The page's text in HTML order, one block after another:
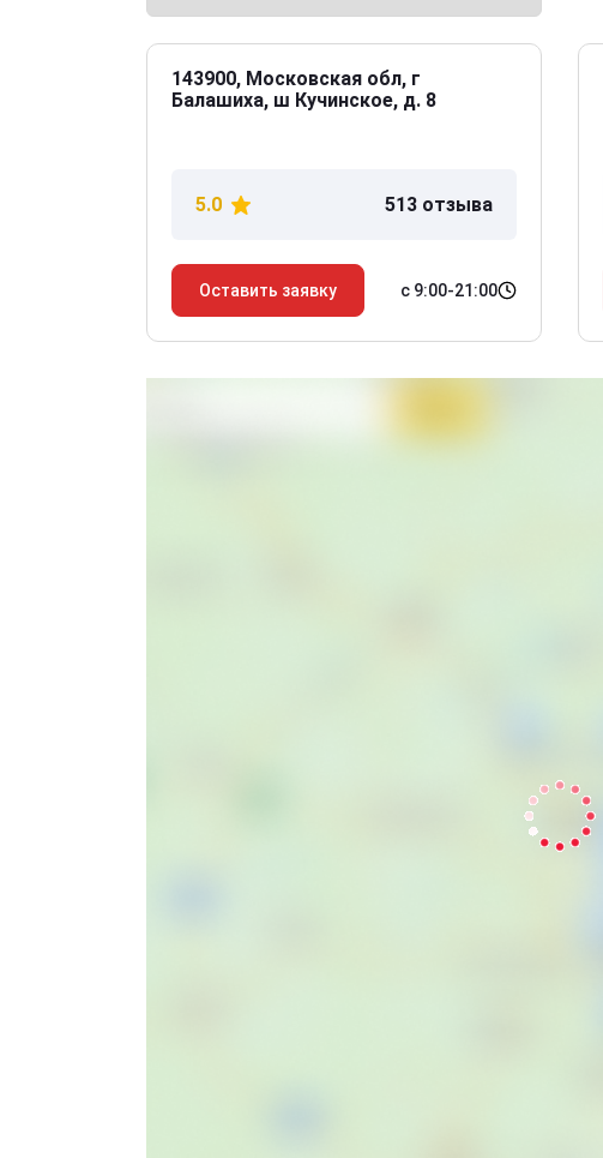
143900, Московская обл, г
Балашиха, ш Кучинское, д. 8
5.0 513 отзыва
Оставить заявку с 9:00-21:00